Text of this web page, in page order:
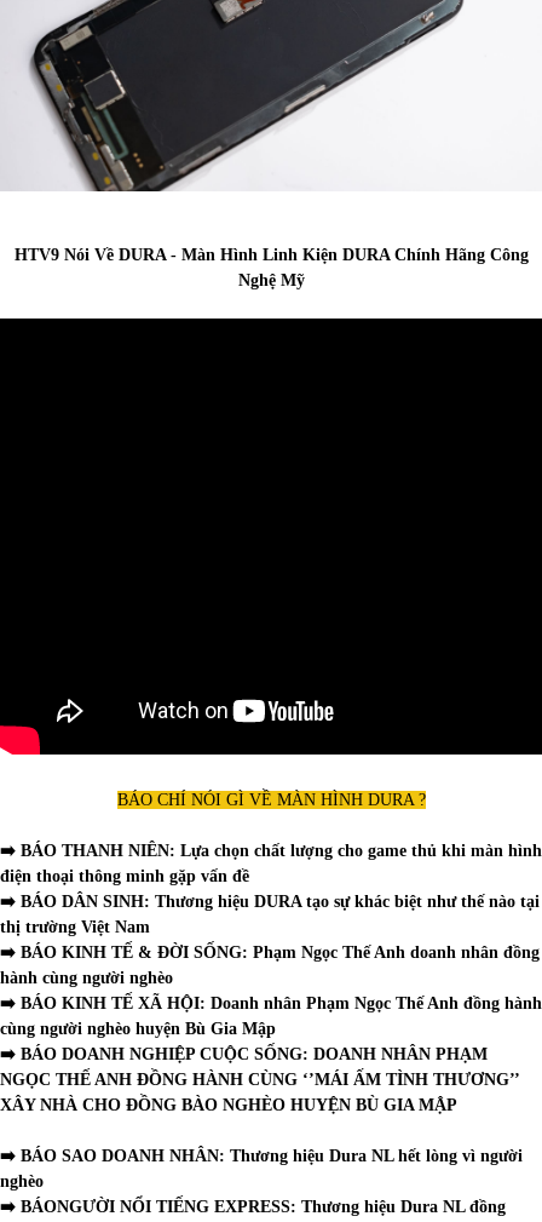
HTV9 Nói Về DURA - Màn Hình Linh Kiện DURA Chính Hãng Công
Nghệ Mỹ
BÁO CHÍ NÓI GÌ VỀ MÀN HÌNH DURA ?
➡️ BÁO THANH NIÊN: Lựa chọn chất lượng cho game thủ khi màn hình
điện thoại thông minh gặp vấn đề
➡️ BÁO DÂN SINH: Thương hiệu DURA tạo sự khác biệt như thế nào tại
thị trường Việt Nam
➡️ BÁO KINH TẾ & ĐỜI SỐNG: Phạm Ngọc Thế Anh doanh nhân đồng
hành cùng người nghèo
➡️ BÁO KINH TẾ XÃ HỘI: Doanh nhân Phạm Ngọc Thế Anh đồng hành
cùng người nghèo huyện Bù Gia Mập
➡️ BÁO DOANH NGHIỆP CUỘC SỐNG: DOANH NHÂN PHẠM
NGỌC THẾ ANH ĐỒNG HÀNH CÙNG ‘’MÁI ẤM TÌNH THƯƠNG’’
XÂY NHÀ CHO ĐỒNG BÀO NGHÈO HUYỆN BÙ GIA MẬP
➡️ BÁO SAO DOANH NHÂN: Thương hiệu Dura NL hết lòng vì người
nghèo
➡️ BÁONGƯỜI NỔI TIẾNG EXPRESS: Thương hiệu Dura NL đồng